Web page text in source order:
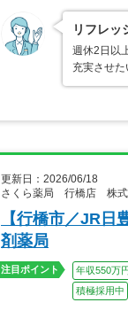
リフレッ
週休2日以
充実させた
更新日：2026/06/18
さくら薬局 行橋店 株式
【行橋市／JR
剤薬局
注目ポイント 年収550万
積極採用中